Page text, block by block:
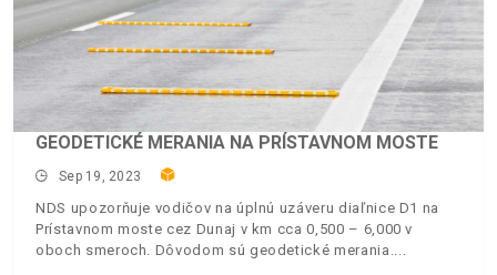
GEODETICKÉ MERANIA NA PRÍSTAVNOM MOSTE
Sep 19, 2023
NDS upozorňuje vodičov na úplnú uzáveru diaľnice D1 na
Prístavnom moste cez Dunaj v km cca 0,500 – 6,000 v
oboch smeroch. Dôvodom sú geodetické merania.